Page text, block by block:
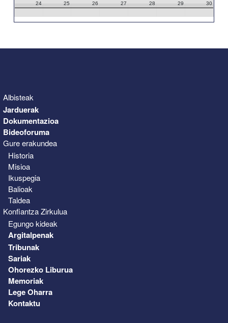
24 25 26 27 28 29 30
Albisteak
Jarduerak
Dokumentazioa
Bideoforuma
Gure erakundea
Historia
Misioa
Ikuspegia
Balioak
Taldea
Konfiantza Zirkulua
Egungo kideak
Argitalpenak
Tribunak
Sariak
Ohorezko Liburua
Memoriak
Lege Oharra
Kontaktu